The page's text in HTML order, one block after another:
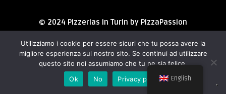
© 2024 Pizzerias in Turin by PizzaPassion
English
Utilizziamo i cookie per essere sicuri che tu possa avere la
migliore esperienza sul nostro sito. Se continui ad utilizzare
questo sito noi assumiamo che tu ne sia felice.
Ok
No Privacy policy